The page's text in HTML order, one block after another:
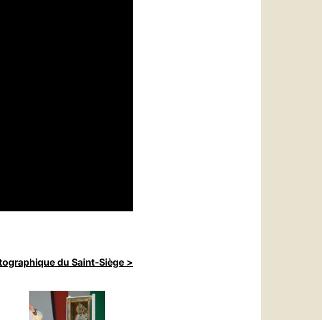
du Saint-Siège >